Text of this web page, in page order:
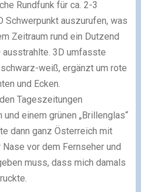
Rundfunk für ca. 2-3
Schwerpunkt auszurufen, was
Zeitraum rund ein Dutzend
ausstrahlte. 3D umfasste
weiß, ergänzt um rote
und Ecken.
Tageszeitungen
einem grünen „Brillenglas“
dann ganz Österreich mit
vor dem Fernseher und
muss, dass mich damals